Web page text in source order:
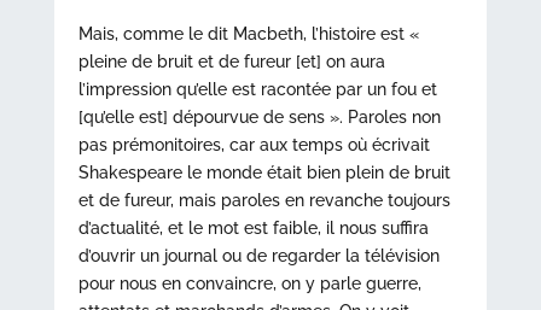
Mais, comme le dit Macbeth, l’histoire est «
pleine de bruit et de fureur [et] on aura
l’impression qu’elle est racontée par un fou et
[qu’elle est] dépourvue de sens ». Paroles non
pas prémonitoires, car aux temps où écrivait
Shakespeare le monde était bien plein de bruit
et de fureur, mais paroles en revanche toujours
d’actualité, et le mot est faible, il nous suffira
d’ouvrir un journal ou de regarder la télévision
pour nous en convaincre, on y parle guerre,